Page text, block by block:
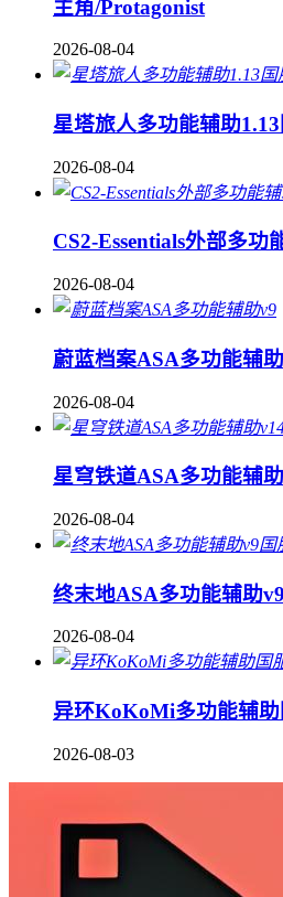
主角/Protagonist
2026-08-04
星塔旅人多功能辅助
2026-08-04
CS2-Essentials外部多功
2026-08-04
蔚蓝档案ASA多功能辅
2026-08-04
星穹铁道ASA多功能辅
2026-08-04
终末地ASA多功能辅助
2026-08-04
异环KoKoMi多功能辅
2026-08-03